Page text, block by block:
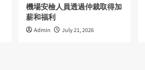
機場安檢人員透過仲裁取得加
薪和福利
Admin July 21, 2026